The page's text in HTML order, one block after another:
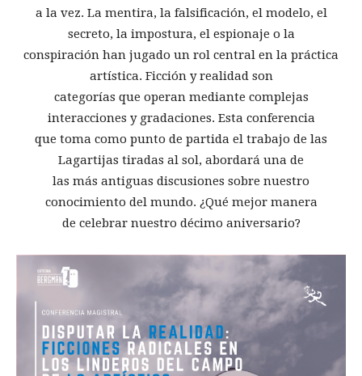
a la vez. La mentira, la falsificación, el modelo, el
secreto, la impostura, el espionaje o la
conspiración han jugado un rol central en la práctica
artística. Ficción y realidad son
categorías que operan mediante complejas
interacciones y gradaciones. Esta conferencia
que toma como punto de partida el trabajo de las
Lagartijas tiradas al sol, abordará una de
las más antiguas discusiones sobre nuestro
conocimiento del mundo. ¿Qué mejor manera
de celebrar nuestro décimo aniversario?